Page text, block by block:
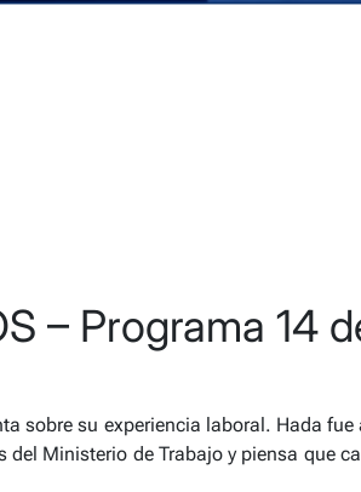
– Programa 14
sobre su experiencia laboral. Hada
del Ministerio de Trabajo y piensa que